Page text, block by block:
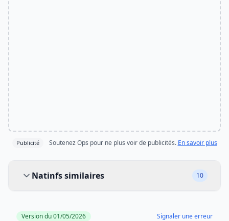
Publicité Soutenez Ops pour ne plus voir de publicités. En savoir plus
Natinfs similaires
10
Version du 01/05/2026 Signaler une erreur